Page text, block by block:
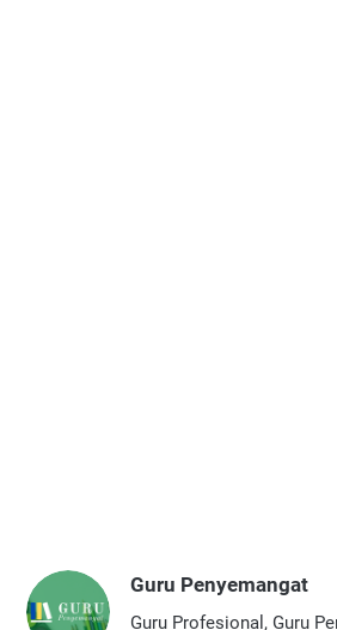
Guru Penyemangat
Guru Profesional, Guru